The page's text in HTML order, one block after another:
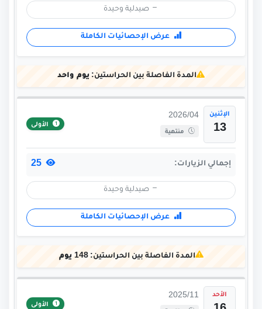
صيدلية وحيدة
عرض الإحصائيات الكاملة
المدة الفاصلة بين الحراستين: يوم واحد
الإثنين
13
2026/04
منتهية
الأولى
إجمالي الزيارات:
صيدلية وحيدة
عرض الإحصائيات الكاملة
المدة الفاصلة بين الحراستين:148 يوم
الأحد 2025/11
الأولى